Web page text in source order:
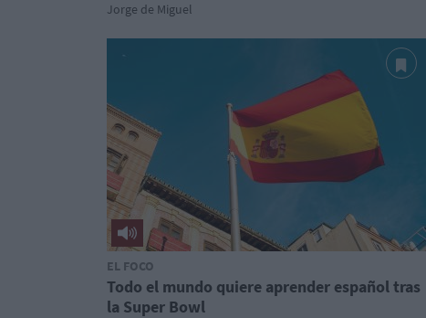
Jorge de Miguel
EL FOCO
Todo el mundo quiere aprender español tras
la Super Bowl